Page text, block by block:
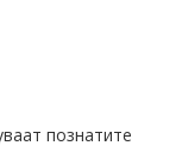
познатите